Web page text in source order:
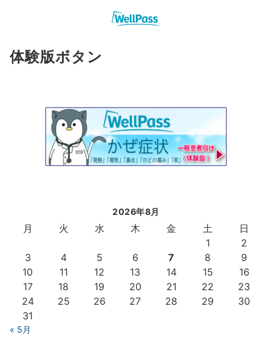
体験版ボタン
2026年8月
月 火 水 木 金 土
日
1
2
3
4 5 6 7 8
9
10
11 12 13 14 15
16
17
18 19 20 21 22
23
24
25 26 27 28 29
30
31
« 5月